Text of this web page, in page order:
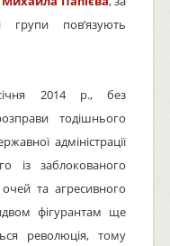
групи пов’язують
2014 р., без
тодішнього
адміністрації
із заблокованого
та агресивного
фігурантам ще
революція, тому